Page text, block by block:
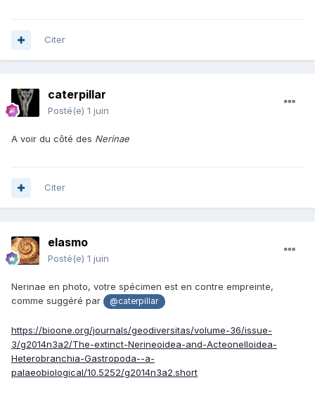
Citer
caterpillar
Posté(e) 1 juin
A voir du côté des Nerinae
Citer
elasmo
Posté(e) 1 juin
Nerinae en photo, votre spécimen est en contre empreinte,
comme suggéré par
@caterpillar
https://bioone.org/journals/geodiversitas/volume-36/issue-
3/g2014n3a2/The-extinct-Nerineoidea-and-Acteonelloidea-
Heterobranchia-Gastropoda--a-
palaeobiological/10.5252/g2014n3a2.short